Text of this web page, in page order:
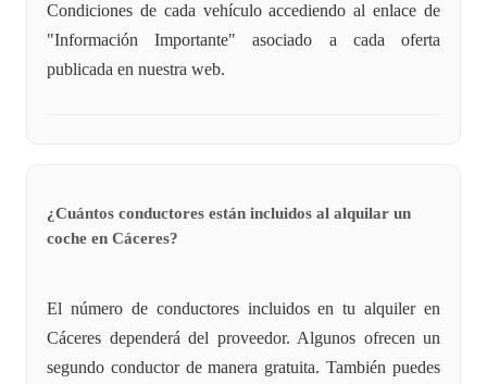
Condiciones de cada vehículo accediendo al enlace de
"Información Importante" asociado a cada oferta
publicada en nuestra web.
¿Cuántos conductores están incluidos al alquilar un
coche en Cáceres?
El número de conductores incluidos en tu alquiler en
Cáceres dependerá del proveedor. Algunos ofrecen un
segundo conductor de manera gratuita. También puedes